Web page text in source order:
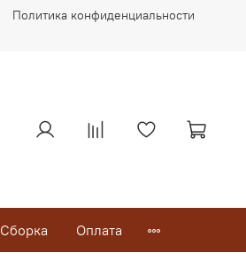
Политика конфиденциальности
Сборка Оплата